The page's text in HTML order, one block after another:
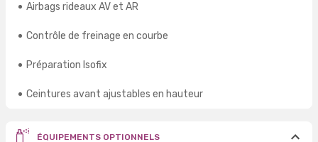
Airbags rideaux AV et AR
Contrôle de freinage en courbe
Préparation Isofix
Ceintures avant ajustables en hauteur
ÉQUIPEMENTS OPTIONNELS